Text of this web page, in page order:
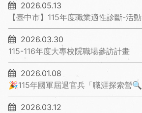
2026.05.13
【臺中市】115年度職業適性診斷-活
2026.03.30
115-116年度大專校院職場參訪計畫
2026.01.08
🎉115年國軍屆退官兵「職涯探索營
2026.03.12